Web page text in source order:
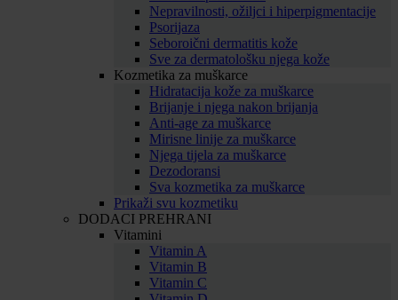
Nepravilnosti, ožiljci i hiperpigmentacije
Psorijaza
Seboroični dermatitis kože
Sve za dermatološku njega kože
Kozmetika za muškarce
Hidratacija kože za muškarce
Brijanje i njega nakon brijanja
Anti-age za muškarce
Mirisne linije za muškarce
Njega tijela za muškarce
Dezodoransi
Sva kozmetika za muškarce
Prikaži svu kozmetiku
DODACI PREHRANI
Vitamini
Vitamin A
Vitamin B
Vitamin C